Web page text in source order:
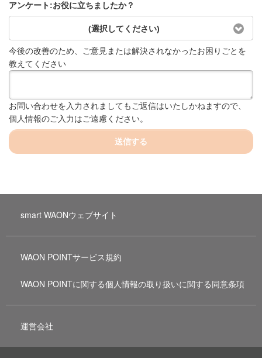
アンケート:お役に立ちましたか？
(選択してください)
今後の改善のため、ご意見または解決されなかったお困りごとを
教えてください
お問い合わせを入力されましてもご返信はいたしかねますので、
個人情報のご入力はご遠慮ください。
送信する
smart WAONウェブサイト
WAON POINTサービス規約
WAON POINTに関する個人情報の取り扱いに関する同意条項
運営会社